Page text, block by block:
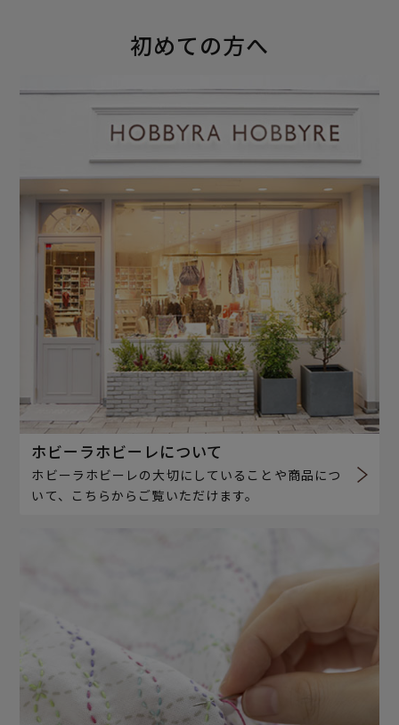
初めての方へ
ホビーラホビーレについて
ホビーラホビーレの大切にしていることや商品につ
いて、こちらからご覧いただけます。